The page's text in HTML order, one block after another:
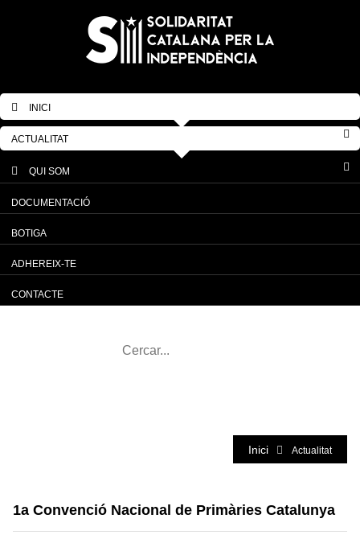
INICI
ACTUALITAT
QUI SOM
DOCUMENTACIÓ
BOTIGA
ADHEREIX-TE
CONTACTE
Inici Actualitat
1a Convenció Nacional de Primàries Catalunya